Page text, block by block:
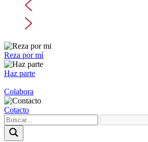
Reza por mí
Haz parte
Colabora
Cotacto